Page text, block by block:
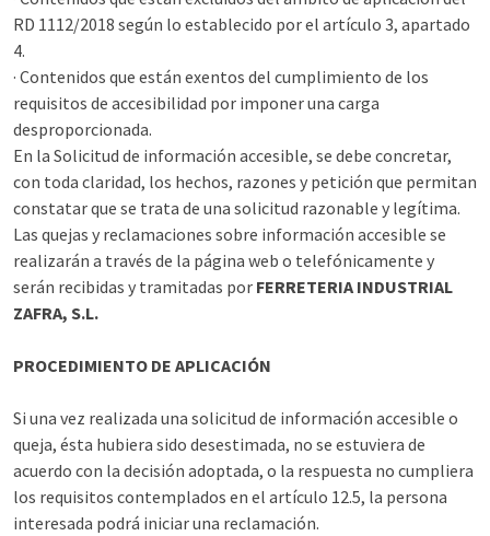
RD 1112/2018 según lo establecido por el artículo 3, apartado
4.
· Contenidos que están exentos del cumplimiento de los
requisitos de accesibilidad por imponer una carga
desproporcionada.
En la Solicitud de información accesible, se debe concretar,
con toda claridad, los hechos, razones y petición que permitan
constatar que se trata de una solicitud razonable y legítima.
Las quejas y reclamaciones sobre información accesible se
realizarán a través de la página web o telefónicamente y
serán recibidas y tramitadas por FERRETERIA INDUSTRIAL
ZAFRA, S.L.
PROCEDIMIENTO DE APLICACIÓN
Si una vez realizada una solicitud de información accesible o
queja, ésta hubiera sido desestimada, no se estuviera de
acuerdo con la decisión adoptada, o la respuesta no cumpliera
los requisitos contemplados en el artículo 12.5, la persona
interesada podrá iniciar una reclamación.